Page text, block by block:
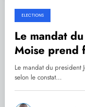
01.02.2021
ELECTIONS
Le mandat
Moise prend
selon le
Barreaux
Le mandat du president
selon le constat…